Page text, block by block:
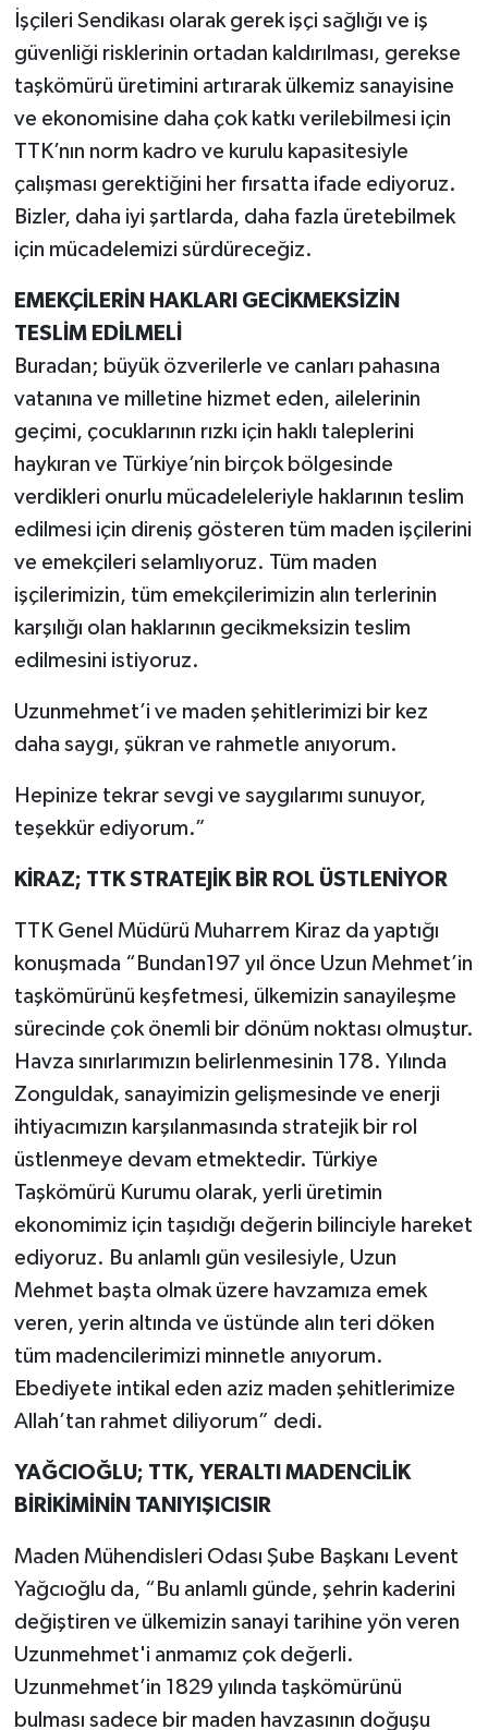
İşçileri Sendikası olarak gerek işçi sağlığı ve iş
güvenliği risklerinin ortadan kaldırılması, gerekse
taşkömürü üretimini artırarak ülkemiz sanayisine
ve ekonomisine daha çok katkı verilebilmesi için
TTK’nın norm kadro ve kurulu kapasitesiyle
çalışması gerektiğini her fırsatta ifade ediyoruz.
Bizler, daha iyi şartlarda, daha fazla üretebilmek
için mücadelemizi sürdüreceğiz.
EMEKÇİLERİN HAKLARI GECİKMEKSİZİN
TESLİM EDİLMELİ
Buradan; büyük özverilerle ve canları pahasına
vatanına ve milletine hizmet eden, ailelerinin
geçimi, çocuklarının rızkı için haklı taleplerini
haykıran ve Türkiye’nin birçok bölgesinde
verdikleri onurlu mücadeleleriyle haklarının teslim
edilmesi için direniş gösteren tüm maden işçilerini
ve emekçileri selamlıyoruz. Tüm maden
işçilerimizin, tüm emekçilerimizin alın terlerinin
karşılığı olan haklarının gecikmeksizin teslim
edilmesini istiyoruz.
Uzunmehmet’i ve maden şehitlerimizi bir kez
daha saygı, şükran ve rahmetle anıyorum.
Hepinize tekrar sevgi ve saygılarımı sunuyor,
teşekkür ediyorum.”
KİRAZ; TTK STRATEJİK BİR ROL ÜSTLENİYOR
TTK Genel Müdürü Muharrem Kiraz da yaptığı
konuşmada “Bundan197 yıl önce Uzun Mehmet’in
taşkömürünü keşfetmesi, ülkemizin sanayileşme
sürecinde çok önemli bir dönüm noktası olmuştur.
Havza sınırlarımızın belirlenmesinin 178. Yılında
Zonguldak, sanayimizin gelişmesinde ve enerji
ihtiyacımızın karşılanmasında stratejik bir rol
üstlenmeye devam etmektedir. Türkiye
Taşkömürü Kurumu olarak, yerli üretimin
ekonomimiz için taşıdığı değerin bilinciyle hareket
ediyoruz. Bu anlamlı gün vesilesiyle, Uzun
Mehmet başta olmak üzere havzamıza emek
veren, yerin altında ve üstünde alın teri döken
tüm madencilerimizi minnetle anıyorum.
Ebediyete intikal eden aziz maden şehitlerimize
Allah’tan rahmet diliyorum” dedi.
YAĞCIOĞLU; TTK, YERALTI MADENCİLİK
BİRİKİMİNİN TANIYIŞICISIR
Maden Mühendisleri Odası Şube Başkanı Levent
Yağcıoğlu da, “Bu anlamlı günde, şehrin kaderini
değiştiren ve ülkemizin sanayi tarihine yön veren
Uzunmehmet'i anmamız çok değerli.
Uzunmehmet’in 1829 yılında taşkömürünü
bulması sadece bir maden havzasının doğuşu